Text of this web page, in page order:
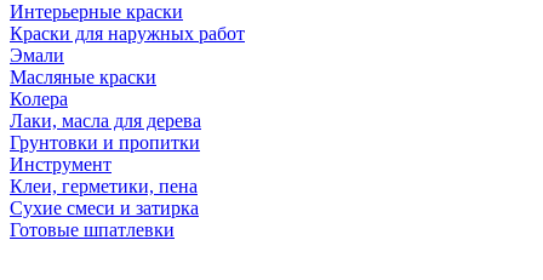
Интерьерные краски
Краски для наружных работ
Эмали
Масляные краски
Колера
Лаки, масла для дерева
Грунтовки и пропитки
Инструмент
Клеи, герметики, пена
Сухие смеси и затирка
Готовые шпатлевки